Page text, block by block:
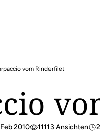
vom Rinderfilet
2010 11113 Ansichten